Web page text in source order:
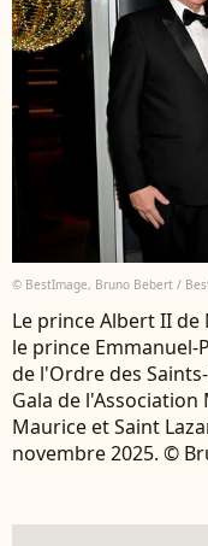
© BestImage, Bruno Bebert /
Le prince Albert II de
le prince
de l'Ordre des
Gala de
Maurice et Saint
novembre 2025. ©